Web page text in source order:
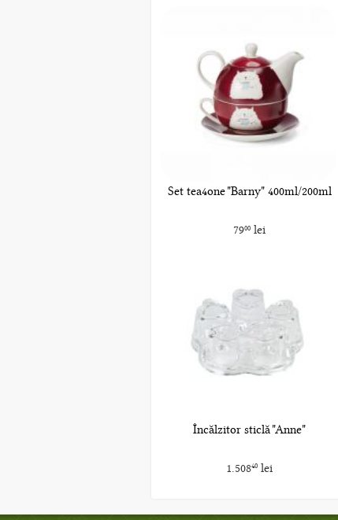
Set tea4one "Barny" 400ml/200ml
7900lei
Încălzitor sticlă "Anne"
1.50840lei